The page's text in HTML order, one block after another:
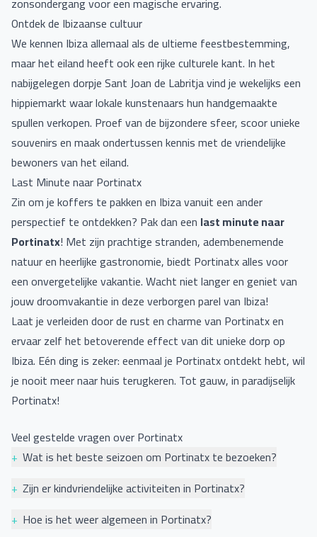
Ontdek de Ibizaanse cultuur
We kennen Ibiza allemaal als de ultieme feestbestemming,
maar het eiland heeft ook een rijke culturele kant. In het
nabijgelegen dorpje Sant Joan de Labritja vind je wekelijks een
hippiemarkt waar lokale kunstenaars hun handgemaakte
spullen verkopen. Proef van de bijzondere sfeer, scoor unieke
souvenirs en maak ondertussen kennis met de vriendelijke
bewoners van het eiland.
Last Minute naar Portinatx
Zin om je koffers te pakken en Ibiza vanuit een ander
perspectief te ontdekken? Pak dan een last minute naar
Portinatx! Met zijn prachtige stranden, adembenemende
natuur en heerlijke gastronomie, biedt Portinatx alles voor
een onvergetelijke vakantie. Wacht niet langer en geniet van
jouw droomvakantie in deze verborgen parel van Ibiza!
Laat je verleiden door de rust en charme van Portinatx en
ervaar zelf het betoverende effect van dit unieke dorp op
Ibiza. Eén ding is zeker: eenmaal je Portinatx ontdekt hebt, wil
je nooit meer naar huis terugkeren. Tot gauw, in paradijselijk
Portinatx!
Veel gestelde vragen over Portinatx
+ Wat is het beste seizoen om Portinatx te bezoeken?
wat je het liefste doet op vakantie. Als je van warm weer,
zon en zwemmen houdt, dan is de zomer (juni t/m augustus)
+ Zijn er kindvriendelijke activiteiten in Portinatx?
gezinnen met kinderen. Er zijn veel kindvriendelijke activiteiten
+ Hoe is het weer algemeen in Portinatx?